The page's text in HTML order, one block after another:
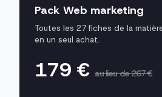
Pack Web marketing
Toutes les 27 fiches de la
en un seul achat.
179 €au lieu de 267 €